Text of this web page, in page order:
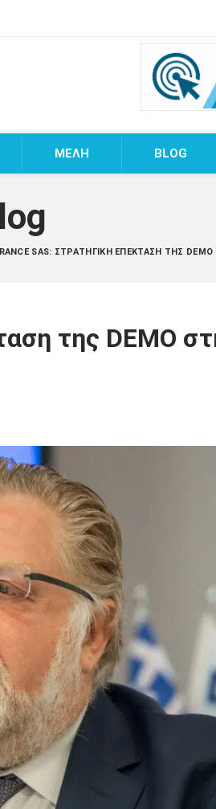
MEΛΗ BLOG
SAS: ΣΤΡΑΤΗΓΙΚΉ ΕΠΈΚΤΑΣΗ ΤΗΣ
της DEMO